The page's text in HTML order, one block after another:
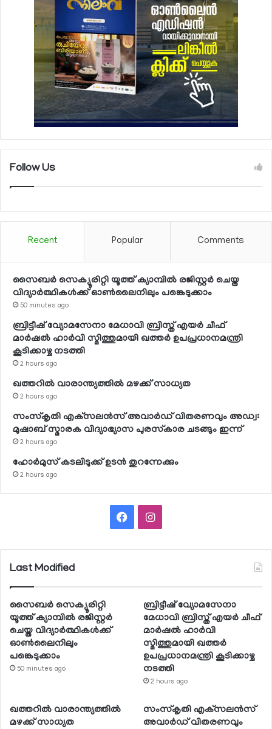
Follow Us
Recent Popular Comments
സൈബര്‍ സെക്യൂരിറ്റി യൂത്ത് ക്യാമ്പില്‍ രജിസ്റ്റര്‍ ചെയ്ത
വിദ്യാര്‍ത്ഥികള്‍ക്ക് ഓണ്‍ലൈനിലും പങ്കെടുക്കാം
50 minutes ago
ബ്രിട്ടീഷ് വ്യോമസേനാ മേധാവി ബ്രിസ്ത് എയര്‍ ചീഫ്
മാര്‍ഷല്‍ ഹാര്‍വി സ്മിത്തുമായി ഖത്തര്‍ ഉപപ്രധാനമന്ത്രി
കൂടിക്കാഴ്ച നടത്തി
2 hours ago
ഖത്തറില്‍ വാരാന്ത്യത്തില്‍ മഴക്ക് സാധ്യത
2 hours ago
സംസ്‌കൃതി എക്‌സലന്‍സ് അവാര്‍ഡ് വിതരണവും അഡ്വ:
മുഷാബ് സ്മാരക വിദ്യാഭ്യാസ പുരസ്‌കാര ചടങ്ങും ഇന്ന്
2 hours ago
ഹോര്‍മുസ് കടലിടുക്ക് ഉടന്‍ തുറന്നേക്കും
2 hours ago
FacebookInstagram
Last Modified
സൈബര്‍ സെക്യൂരിറ്റി
യൂത്ത് ക്യാമ്പില്‍ രജിസ്റ്റര്‍
ചെയ്ത വിദ്യാര്‍ത്ഥികള്‍ക്ക്
ഓണ്‍ലൈനിലും
പങ്കെടുക്കാം
50 minutes ago
ബ്രിട്ടീഷ് വ്യോമസേനാ
മേധാവി ബ്രിസ്ത് എയര്‍ ചീഫ്
മാര്‍ഷല്‍ ഹാര്‍വി
സ്മിത്തുമായി ഖത്തര്‍
ഉപപ്രധാനമന്ത്രി കൂടിക്കാഴ്ച
നടത്തി
2 hours ago
ഖത്തറില്‍ വാരാന്ത്യത്തില്‍
മഴക്ക് സാധ്യത
സംസ്‌കൃതി എക്‌സലന്‍സ്
അവാര്‍ഡ് വിതരണവും